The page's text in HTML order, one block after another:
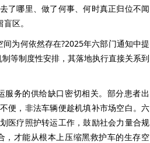
了哪里、做了何事、何时真正归位不闻
区。
为何依然存在?2025年六部门通知中提
等制度性安排，其落地执行直接关系到
务的供给缺口密切相关。部分患者出
便，非法车辆便趁机填补市场空白。六
医疗照护转运工作，鼓励社会力量合规
才能从根本上压缩黑救护车的生存空